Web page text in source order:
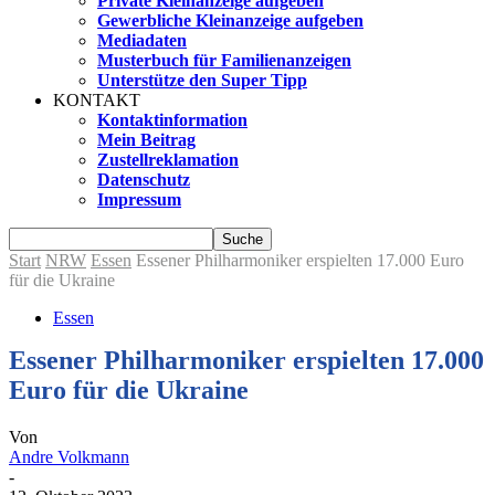
Gewerbliche Kleinanzeige aufgeben
Mediadaten
Musterbuch für Familienanzeigen
Unterstütze den Super Tipp
KONTAKT
Kontaktinformation
Mein Beitrag
Zustellreklamation
Datenschutz
Impressum
Start NRW Essen Essener Philharmoniker erspielten 17.000 Euro
für die Ukraine
Essen
Essener Philharmoniker erspielten 17.000
Euro für die Ukraine
Von
Andre Volkmann
-